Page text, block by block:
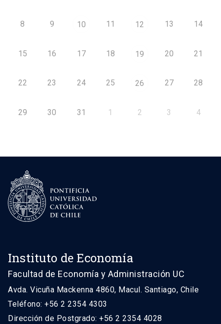
8 9 10 11 12 13 14
15 16 17 18 19 20 21
22 23 24 25 26 27 28
29 30 31 1 2 3 4
Instituto de Economía
Facultad de Economía y Administración UC
Avda. Vicuña Mackenna 4860, Macul. Santiago, Chile
Teléfono: +56 2 2354 4303
Dirección de Postgrado: +56 2 2354 4028